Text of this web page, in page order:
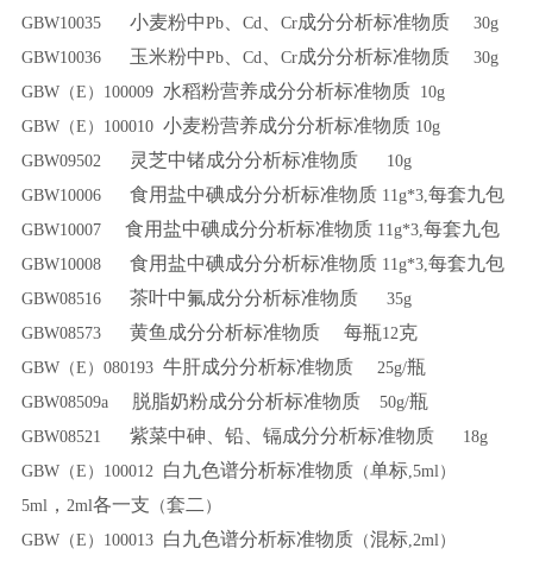
GBW10035 小麦粉中Pb、 Cd Cr成分分析标准物质30g
GBW10036 玉米粉中Pb、 Cd Cr成分分析标准物质30g
GBW（E）100009 水稻粉营养成分分析标准物质10g
GBW（E）100010 小麦粉营养成分分析标准物质10g
GBW09502
灵芝中锗成分分析标准物质10g
GBW10006 食用盐中碘成分分析标准物质11g*3, 每套九包
GBW10007 食用盐中碘成分分析标准物质11g*3, 每套九包
GBW10008 食用盐中碘成分分析标准物质11g*3, 每套九包
GBW08516 茶叶中氟成分分析标准物质35g
GBW08573 黄鱼成分分析标准物质 每瓶12克
GBW（E）080193 牛肝成分分析标准物质25g/瓶
GBW08509a 脱脂奶粉成分分析标准物质50g/瓶
GBW08521 紫菜中砷、铅、镉成分分析标准物质18g
GBW（E）100012 白九色谱分析标准物质（单标,5ml）
5ml ， 2ml各一支 （套二 ）
GBW（E）100013 白九色谱分析标准物质（混标,2ml）